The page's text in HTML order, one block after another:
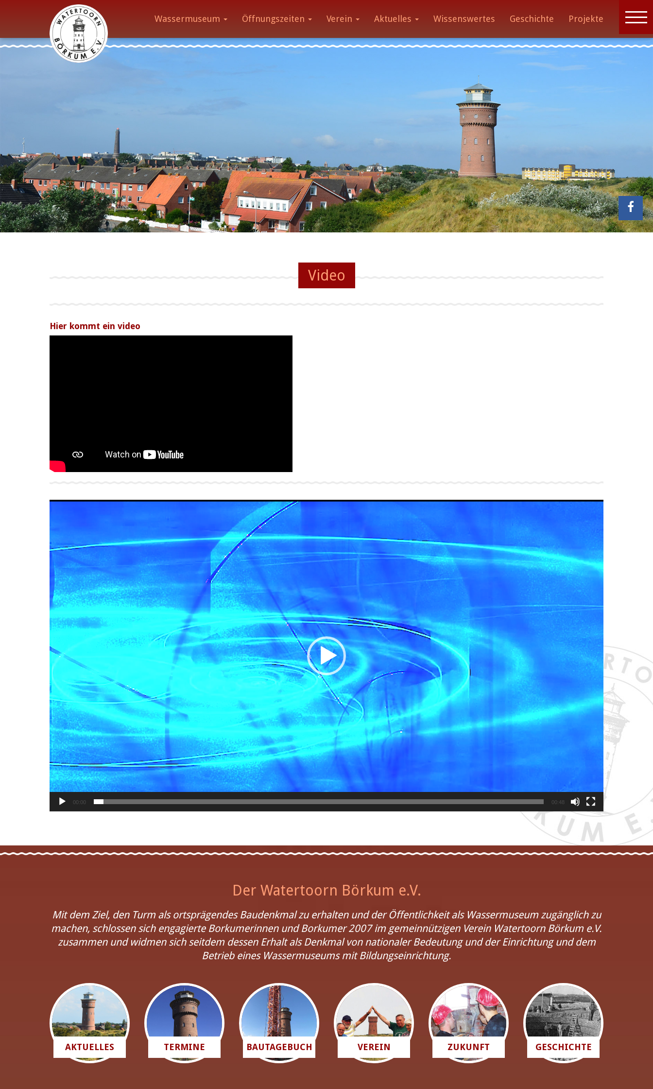
Wassermuseum
Aktuelles
Wissenswertes
Geschichte
Wassermuseum Öffnungszeiten Verein Aktuelles Wissenswertes Geschichte Projekte
Video
Hier kommt ein video
Video-
00:00 00:48
Der Watertoorn Börkum e.V.
Mit dem Ziel, den Turm als ortsprägendes Baudenkmal zu erhalten und der Öffentlichkeit als Wassermuseum zugänglich zu
machen, schlossen sich engagierte Borkumerinnen und Borkumer 2007 im gemeinnützigen Verein Watertoorn Börkum e.V.
zusammen und widmen sich seitdem dessen Erhalt als Denkmal von nationaler Bedeutung und der Einrichtung und dem
Betrieb eines Wassermuseums mit Bildungseinrichtung.
AKTUELLES TERMINE BAUTAGEBUCH VEREIN ZUKUNFT GESCHICHTE